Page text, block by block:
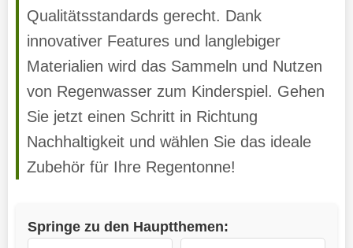
Qualitätsstandards gerecht. Dank
innovativer Features und langlebiger
Materialien wird das Sammeln und Nutzen
von Regenwasser zum Kinderspiel. Gehen
Sie jetzt einen Schritt in Richtung
Nachhaltigkeit und wählen Sie das ideale
Zubehör für Ihre Regentonne!
Springe zu den Hauptthemen: